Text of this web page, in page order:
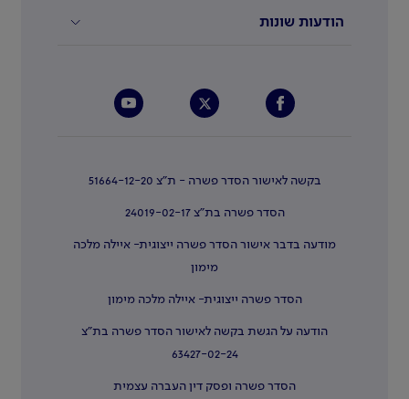
הודעות שונות
בקשה לאישור הסדר פשרה - ת"צ 51664-12-20
הסדר פשרה בת"צ 24019-02-17
מודעה בדבר אישור הסדר פשרה ייצוגית- איילה מלכה
מימון
הסדר פשרה ייצוגית- איילה מלכה מימון
הודעה על הגשת בקשה לאישור הסדר פשרה בת"צ
63427-02-24
הסדר פשרה ופסק דין העברה עצמית